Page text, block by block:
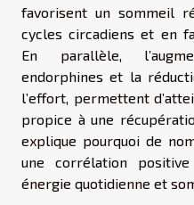
favorisent un sommeil
cycles circadiens et en
En parallèle,
endorphines et la
l’effort, permettent
propice à une
explique pourquoi de
une corrélation
énergie quotidienne et